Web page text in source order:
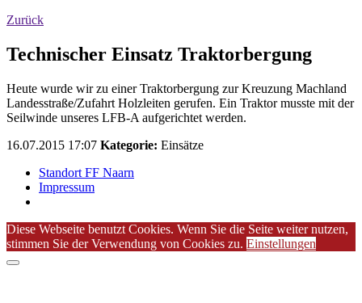
Zurück
Technischer Einsatz Traktorbergung
Heute wurde wir zu einer Traktorbergung zur Kreuzung Machland
Landesstraße/Zufahrt Holzleiten gerufen. Ein Traktor musste mit der
Seilwinde unseres LFB-A aufgerichtet werden.
16.07.2015 17:07 Kategorie: Einsätze
Standort FF Naarn
Impressum
Diese Webseite benutzt Cookies. Wenn Sie die Seite weiter nutzen,
stimmen Sie der Verwendung von Cookies zu. Einstellungen